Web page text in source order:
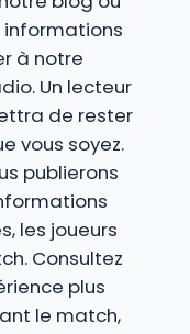
informations
à notre
Un lecteur
de rester
vous soyez.
publierons
les joueurs
Consultez
plus
le match,